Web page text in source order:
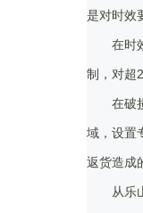
是对时效
在时
制，对超
在破
域，设置
返货造成
从乐